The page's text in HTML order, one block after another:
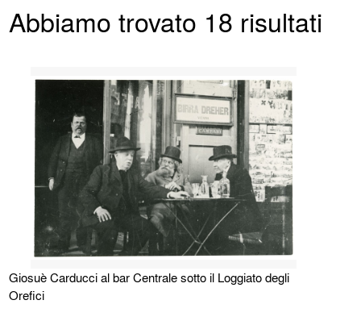
Abbiamo trovato 18 risultati
Giosuè Carducci al bar Centrale sotto il Loggiato degli
Orefici